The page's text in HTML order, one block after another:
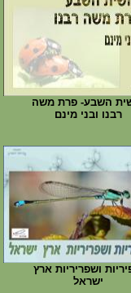
השבע- פרת משה
רבנו ובני מינם
ושפריריות ארץ
ישראל